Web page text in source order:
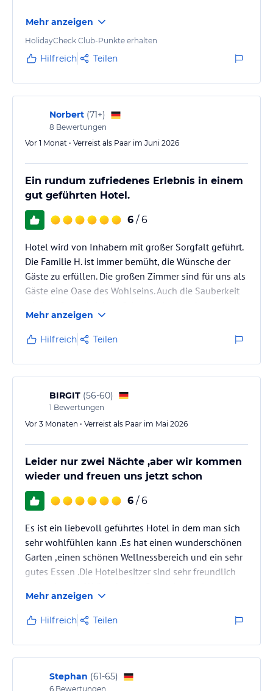
Mehr anzeigen
HolidayCheck Club-Punkte erhalten
Hilfreich Teilen
Norbert (71+)
8 Bewertungen
Vor 1 Monat • Verreist als Paar im Juni 2026
Ein rundum zufriedenes Erlebnis in einem
gut geführten Hotel.
6 / 6
Hotel wird von Inhabern mit großer Sorgfalt geführt.
Die Familie H. ist immer bemüht, die Wünsche der
Gäste zu erfüllen. Die großen Zimmer sind für uns als
Gäste eine Oase des Wohlseins. Auch die Sauberkeit
Saunabereich lassen keine Wünsche offen. Auch die
Verkostung läßt keine Wünsche offen und ist ein
wahrer Genuss. Auch das Preis- Leistungsverhältnis
läßt keine Wünsche offen.
Mehr anzeigen
Hilfreich Teilen
BIRGIT (56-60)
1 Bewertungen
Vor 3 Monaten • Verreist als Paar im Mai 2026
Leider nur zwei Nächte ,aber wir kommen
wieder und freuen uns jetzt schon
6 / 6
Es ist ein liebevoll geführtes Hotel in dem man sich
sehr wohlfühlen kann .Es hat einen wunderschönen
Garten ,einen schönen Wellnessbereich und ein sehr
gutes Essen .Die Hotelbesitzer sind sehr freundlich
sehr gut .Kann man wirklich weiterempfehlen
Mehr anzeigen
Hilfreich Teilen
Stephan (61-65)
6 Bewertungen